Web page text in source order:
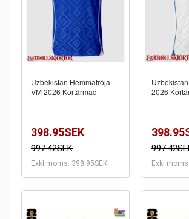
Uzbekistan Hemmatröja
VM 2026 Kortärmad
398.95SEK
997.42SEK
Exkl moms: 398.95SEK
2026
Exkl